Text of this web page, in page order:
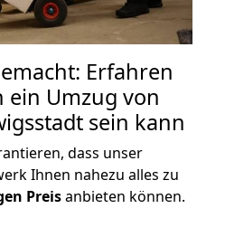
Erfahren
ein Umzug von
sein kann
dass unser
Ihnen nahezu alles zu
Preisanbieten können.